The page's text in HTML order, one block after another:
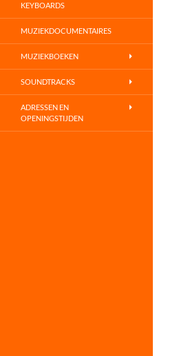
KEYBOARDS
MUZIEKDOCUMENTAIRES
MUZIEKBOEKEN
SOUNDTRACKS
ADRESSEN EN
OPENINGSTIJDEN